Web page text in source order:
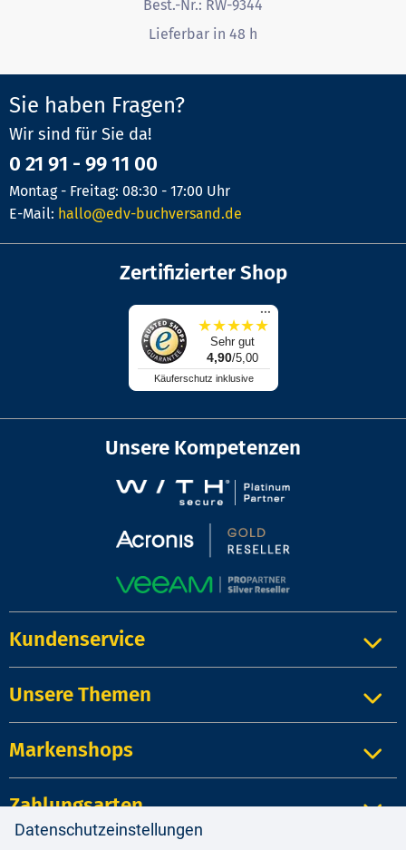
Best.-Nr.: RW-9344
Lieferbar in 48 h
Sie haben Fragen?
Wir sind für Sie da!
0 21 91 - 99 11 00
Montag - Freitag: 08:30 - 17:00 Uhr
E-Mail: hallo@edv-buchversand.de
Zertifizierter Shop
...
★★★★★
Sehr gut
4,90/5,00
Käuferschutz inklusive
Unsere Kompetenzen
Kundenservice
Unsere Themen
Markenshops
Zahlungsarten
Datenschutzeinstellungen